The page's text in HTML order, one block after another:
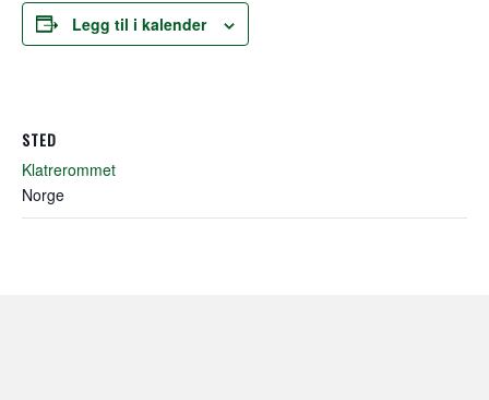
Legg til i kalender
STED
Klatrerommet
Norge